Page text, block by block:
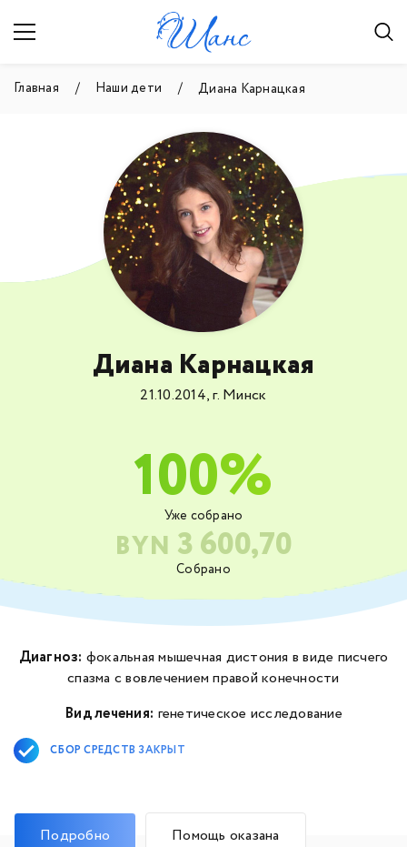
Главная Наши дети Диана Карнацкая
Собрано
BYN 3 600,70
Уже собрано
100%
Диана Карнацкая
21.10.2014, г. Минск
Диагноз: фокальная мышечная дистония в виде писчего
спазма с вовлечением правой конечности
Вид лечения: генетическое исследование
СБОР СРЕДСТВ ЗАКРЫТ
Подробно Помощь оказана